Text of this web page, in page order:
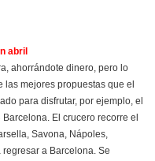
abril
ahorrándote dinero, pero lo
mejores propuestas que el
para disfrutar, por ejemplo, el
El crucero recorre el
Savona, Nápoles,
a Barcelona. Se